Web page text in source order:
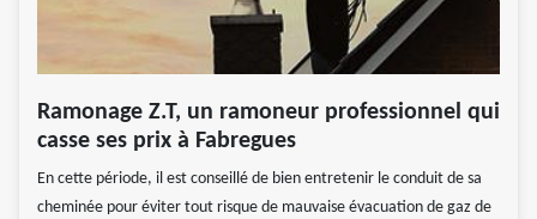
Ramonage Z.T, un ramoneur professionnel qui
casse ses prix à Fabregues
En cette période, il est conseillé de bien entretenir le conduit de sa
cheminée pour éviter tout risque de mauvaise évacuation de gaz de